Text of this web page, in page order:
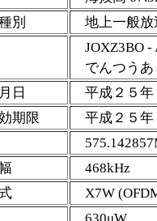
別
地上一般
JOXZ3BO -
でんつうあ
日
平成２５
期限
平成２５
468kHz
X7W